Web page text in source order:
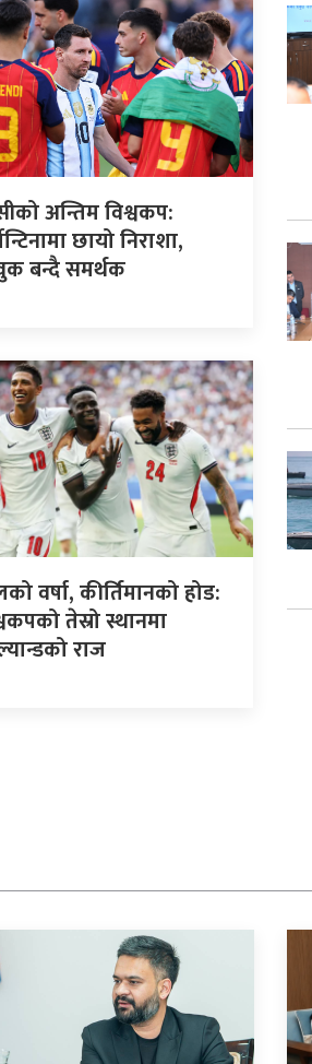
अन्तिम विश्वकप:
छायो निराशा,
बन्दै समर्थक
वर्षा, कीर्तिमानको होड:
तेस्रो स्थानमा
राज